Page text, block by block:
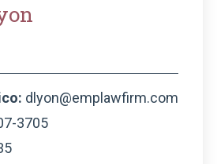
dlyon@emplawfirm.com
3705